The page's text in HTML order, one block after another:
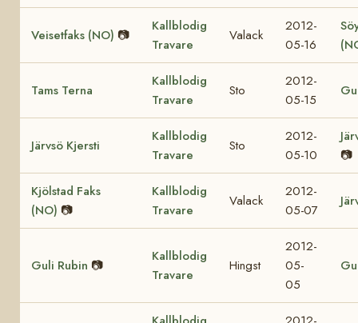
Veisetfaks (NO) 📷
Kallblodig
Travare
Valack
2012-
05-16
Tams Terna
Kallblodig
Travare
Sto
2012-
05-15
Järvsö Kjersti
Kallblodig
Travare
Sto
2012-
05-10
📷
Kjölstad Faks
(NO) 📷
Kallblodig
Travare
Valack
2012-
05-07
Guli Rubin 📷
Kallblodig
Travare
Hingst
2012-
05-
05